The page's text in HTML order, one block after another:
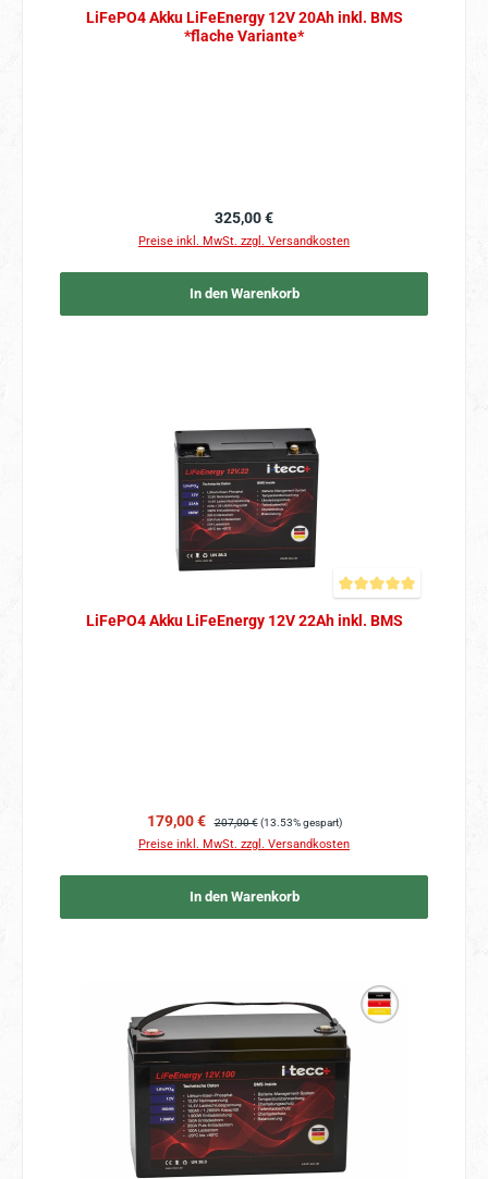
LiFePO4 Akku LiFeEnergy 12V 20Ah inkl. BMS
*flache Variante*
Regulärer Preis:
325,00 €
Preise inkl. MwSt. zzgl. Versandkosten
In den Warenkorb
LiFePO4 Akku LiFeEnergy 12V 22Ah inkl. BMS
Verkaufspreis:
179,00 € Regulärer Preis:
207,00 € (13.53% gespart)
Preise inkl. MwSt. zzgl. Versandkosten
In den Warenkorb